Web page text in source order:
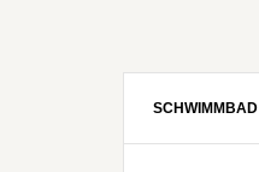
SCHWIMMBAD